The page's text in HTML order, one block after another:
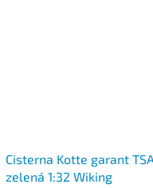
Cisterna Kotte garant
zelená 1:32 Wiking